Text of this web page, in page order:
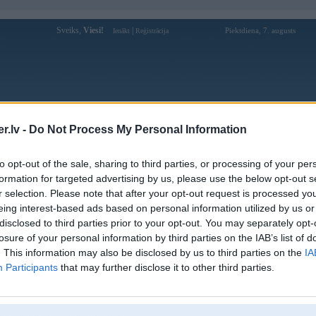
- Do Not Process My Personal Information
opt-out of the sale, sharing to third parties, or processing of your
for targeted advertising by us, please use the below opt-out
selection. Please note that after your opt-out request is processed
interest-based ads based on personal information utilized by us
to third parties prior to your opt-out. You may separately
of your personal information by third parties on the IAB’s list of
This information may also be disclosed by us to third parties on the
Participants that may further disclose it to other third parties.
Sveiks, Viesi! Ienākt Reģistrācija Piektdiena, 7. augusts
Forums Galerijas Reģistrācija Lietotāji
Lietotāja jaguar89 profils
Pēdējo reizi manīts: 09. Mar 2010, 21:49
Lietotājvārds:
jaguar89
Braucu ar:
e34 2.5 traktors
Nodarbošanās:
Ziņojumi forumā:
10